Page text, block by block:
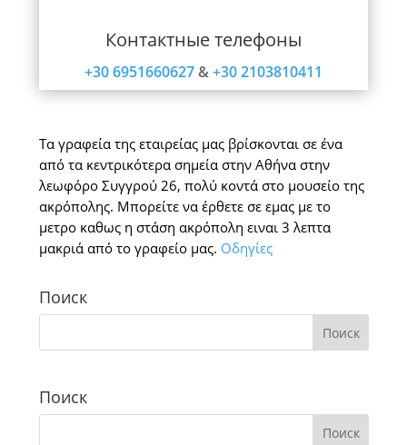
Поиск
Поиск
Контактные телефоны
+30 6951660627&+30 2103810411
Τα γραφεία της εταιρείας μας βρίσκονται σε ένα
από τα κεντρικότερα σημεία στην Αθήνα στην
λεωφόρο Συγγρού 26, πολύ κοντά στο μουσείο της
ακρόπολης. Μπορείτε να έρθετε σε εμας με το
μετρο καθως η στάση ακρόπολη ειναι 3 λεπτα
μακριά από το γραφείο μας. Οδηγίες